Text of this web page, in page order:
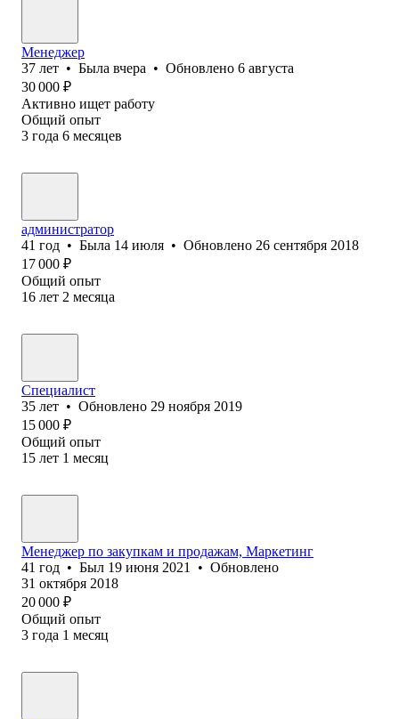
Менеджер
37 лет • Была вчера • Обновлено 6 августа
30 000 ₽
Активно ищет работу
Общий опыт
3 года 6 месяцев
администратор
41 год • Была 14 июля • Обновлено 26 сентября 2018
17 000 ₽
Общий опыт
16 лет 2 месяца
Специалист
35 лет • Обновлено 29 ноября 2019
15 000 ₽
Общий опыт
15 лет 1 месяц
Менеджер по закупкам и продажам, Маркетинг
41 год • Был 19 июня 2021 • Обновлено
31 октября 2018
20 000 ₽
Общий опыт
3 года 1 месяц